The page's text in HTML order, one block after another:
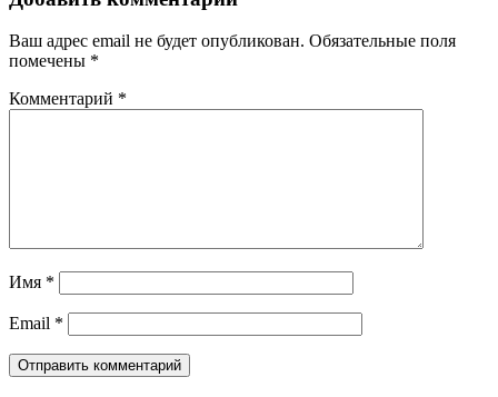
Ваш адрес email не будет опубликован. Обязательные поля
помечены *
Комментарий *
Имя *
Email *